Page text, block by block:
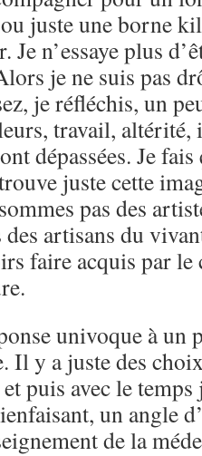
juste une borne
Je n’essaye plus
je ne suis pas
je réfléchis, un
travail, altérité,
dépassées. Je
juste cette
pas des
artisans du
faire acquis par
univoque à un
Il y a juste des
puis avec le temps
un angle
de la